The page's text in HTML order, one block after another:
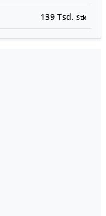
139 Tsd. Stk